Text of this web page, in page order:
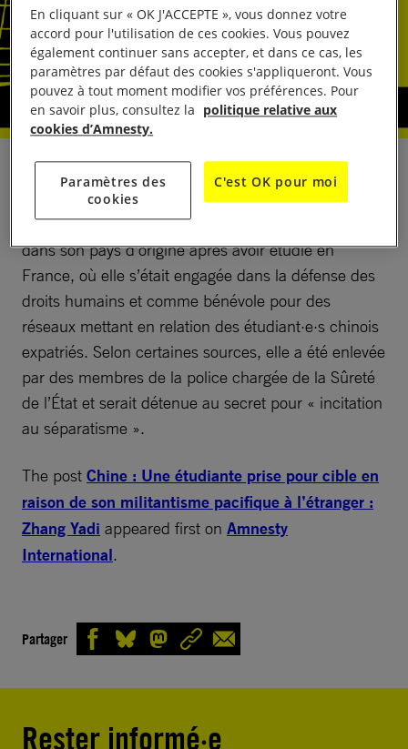
Zhang Yadi, également connue sous le nom de Tara,
a disparu le 31 juillet 2025 dans la province du
Yunnan (sud-ouest de la Chine). Elle était rentrée
dans son pays d’origine après avoir étudié en
France, où elle s’était engagée dans la défense des
droits humains et comme bénévole pour des
réseaux mettant en relation des étudiant·e·s chinois
expatriés. Selon certaines sources, elle a été enlevée
par des membres de la police chargée de la Sûreté
de l’État et serait détenue au secret pour « incitation
au séparatisme ».
The post Chine : Une étudiante prise pour cible en
raison de son militantisme pacifique à l’étranger :
Zhang Yadi appeared first on Amnesty
International.
Partager
Rester informé·e
En cliquant sur « OK J'ACCEPTE », vous donnez votre
accord pour l'utilisation de ces cookies. Vous pouvez
également continuer sans accepter, et dans ce cas, les
paramètres par défaut des cookies s'appliqueront. Vous
pouvez à tout moment modifier vos préférences. Pour
en savoir plus, consultez la politique relative aux
cookies d’Amnesty.
Paramètres des
cookies
C'est OK pour moi